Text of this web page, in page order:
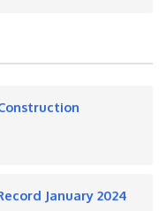
January 2024